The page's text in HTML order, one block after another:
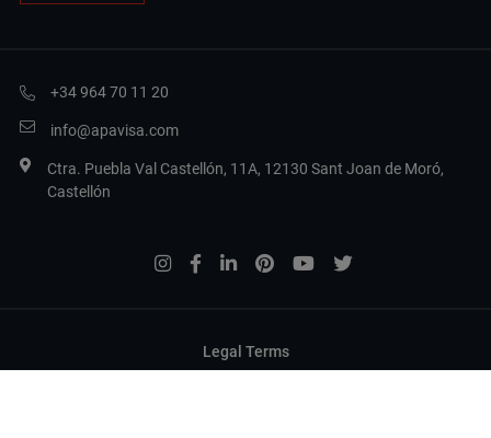
+34 964 70 11 20
info@apavisa.com
Ctra. Puebla Val Castellón, 11A, 12130 Sant Joan de Moró,
Castellón
Legal Terms